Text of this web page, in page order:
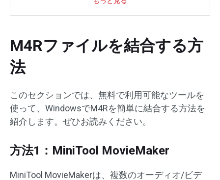
M4Rファイルを結合する方
法
このセクションでは、無料で利用可能なツールを
使って、WindowsでM4Rを簡単に結合する方法を
紹介します。ぜひお読みください。
方法1：MiniTool MovieMaker
MiniTool MovieMakerは、複数のオーディオ/ビデ